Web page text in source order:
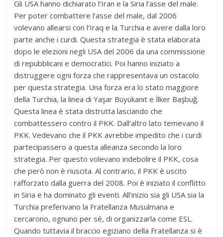
Gli USA hanno dichiarato l‘Iran e la Siria l‘asse del male.
Per poter combattere l‘asse del male, dal 2006
volevano allearsi con l‘Iraq e la Turchia e avere dalla loro
parte anche i curdi. Questa strategia è stata elaborata
dopo le elezioni negli USA del 2006 da una commissione
di repubblicani e democratici. Poi hanno iniziato a
distruggere ogni forza che rappresentava un ostacolo
per questa strategia. Una forza era lo stato maggiore
della Turchia, la linea di Yaşar Büyükanıt e İlker Başbuğ.
Questa linea è stata distrutta lasciando che
combattessero contro il PKK. Dall‘altro lato temevano il
PKK. Vedevano che il PKK avrebbe impedito che i curdi
partecipassero a questa alleanza secondo la loro
strategia. Per questo volevano indebolire il PKK, cosa
che però non è riuscita. Al contrario, il PKK è uscito
rafforzato dalla guerra del 2008. Poi è iniziato il conflitto
in Siria e ha dominato gli eventi. All‘inizio sia gli USA sia la
Turchia preferivano la Fratellanza Musulmana e
cercarono, ognuno per sé, di organizzarla come ESL.
Quando tuttavia il braccio egiziano della Fratellanza si è